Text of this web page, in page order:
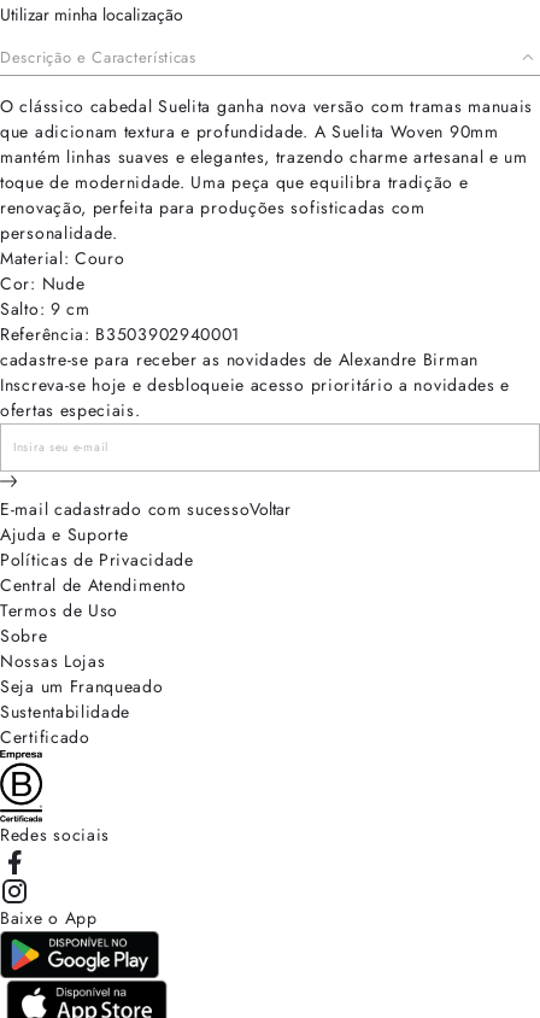
Utilizar minha localização
Descrição e Características
O clássico cabedal Suelita ganha nova versão com tramas manuais
que adicionam textura e profundidade. A Suelita Woven 90mm
mantém linhas suaves e elegantes, trazendo charme artesanal e um
toque de modernidade. Uma peça que equilibra tradição e
renovação, perfeita para produções sofisticadas com
personalidade.
Material: Couro
Cor: Nude
Salto: 9 cm
Referência: B3503902940001
cadastre-se para receber as novidades de Alexandre Birman
Inscreva-se hoje e desbloqueie acesso prioritário a novidades e
ofertas especiais.
E-mail cadastrado com sucessoVoltar
Ajuda e Suporte
Políticas de Privacidade
Central de Atendimento
Termos de Uso
Sobre
Nossas Lojas
Seja um Franqueado
Sustentabilidade
Certificado
Redes sociais
Baixe o App